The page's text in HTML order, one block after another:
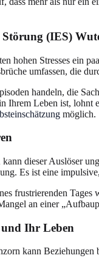
(IES)
hohen Stresses ein
umfassen, die
handeln, die
Ihrem Leben ist,
möglich.
dieser Auslöser
Es ist eine
frustrierenden
an einer
Ihr Leben
kann